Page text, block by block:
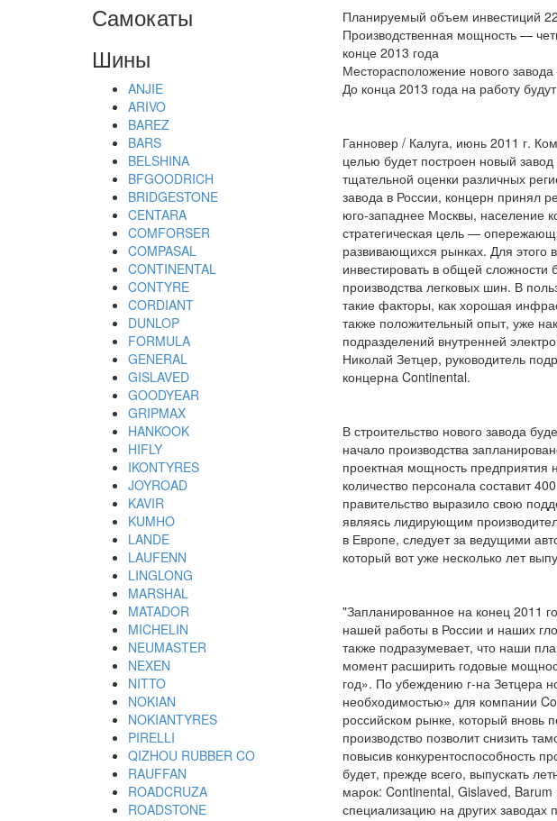
Самокаты
Шины
ANJIE
ARIVO
BAREZ
BARS
BELSHINA
BFGOODRICH
BRIDGESTONE
CENTARA
COMFORSER
COMPASAL
CONTINENTAL
CONTYRE
CORDIANT
DUNLOP
FORMULA
GENERAL
GISLAVED
GOODYEAR
GRIPMAX
HANKOOK
HIFLY
IKONTYRES
JOYROAD
KAVIR
KUMHO
LANDE
LAUFENN
LINGLONG
MARSHAL
MATADOR
MICHELIN
NEUMASTER
NEXEN
NITTO
NOKIAN
NOKIANTYRES
PIRELLI
QIZHOU RUBBER CO
RAUFFAN
ROADCRUZA
ROADSTONE
Планируемый объем инвестиций
Производственная мощность —
конце 2013 года
Месторасположение нового
До конца 2013 года на работу
Ганновер / Калуга, июнь 2011 г.
целью будет построен новый
тщательной оценки различных
завода в России, концерн принял
юго-западнее Москвы, население
стратегическая цель —
развивающихся рынках. Для
инвестировать в общей
производства легковых шин. В
такие факторы, как хорошая
также положительный опыт, уже
подразделений внутренней
Николай Зетцер, руководитель
концерна Continental.
В строительство нового завода
начало производства
проектная мощность предприятия
количество персонала составит
правительство выразило свою
являясь лидирующим
в Европе, следует за ведущими
который вот уже несколько лет
"Запланированное на конец 2011
нашей работы в России и наших
также подразумевает, что наши
момент расширить годовые
год». По убеждению г-на Зетцера
необходимостью» для компании
российском рынке, который вновь
производство позволит снизить
повысив конкурентоспособность
будет, прежде всего, выпускать
марок: Continental, Gislaved,
специализацию на других заводах